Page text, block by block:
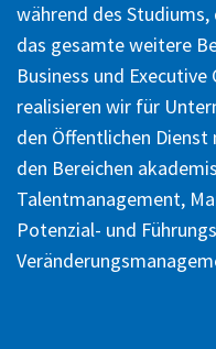
während des
das gesamte weitere
Business und
realisieren wir für
den Öffentlichen
den Bereichen
Talentmanagement,
Potenzial- und